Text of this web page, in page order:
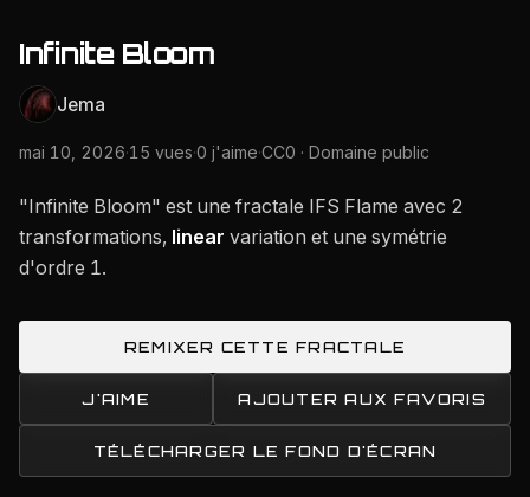
Infinite Bloom
Jema
mai 10, 2026·15 vues·0 j'aime·CC0 · Domaine public
"Infinite Bloom" est une fractale IFS Flame avec 2
transformations, linear variation et une symétrie
d'ordre 1.
REMIXER CETTE FRACTALE
J'AIME AJOUTER AUX FAVORIS
TÉLÉCHARGER LE FOND D'ÉCRAN